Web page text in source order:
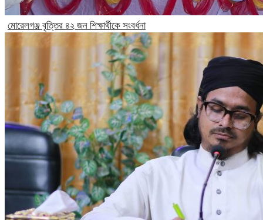
মোরেলগঞ্জ বৃত্তির ৪২ জন শিক্ষার্থীকে সংবর্ধনা